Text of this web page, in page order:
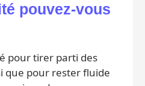
pouvez-vous
pour tirer parti des
que pour rester fluide